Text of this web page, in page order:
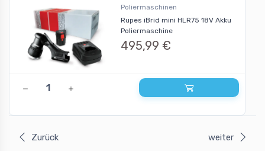
Poliermaschinen
Rupes iBrid mini HLR75 18V Akku
Poliermaschine
495,99 €
Zurück weiter